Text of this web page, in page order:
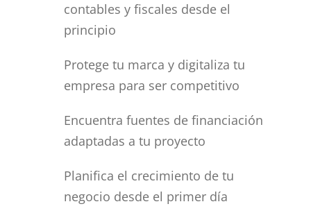
contables y fiscales desde el
principio
Protege tu marca y digitaliza tu
empresa para ser competitivo
Encuentra fuentes de financiación
adaptadas a tu proyecto
Planifica el crecimiento de tu
negocio desde el primer día